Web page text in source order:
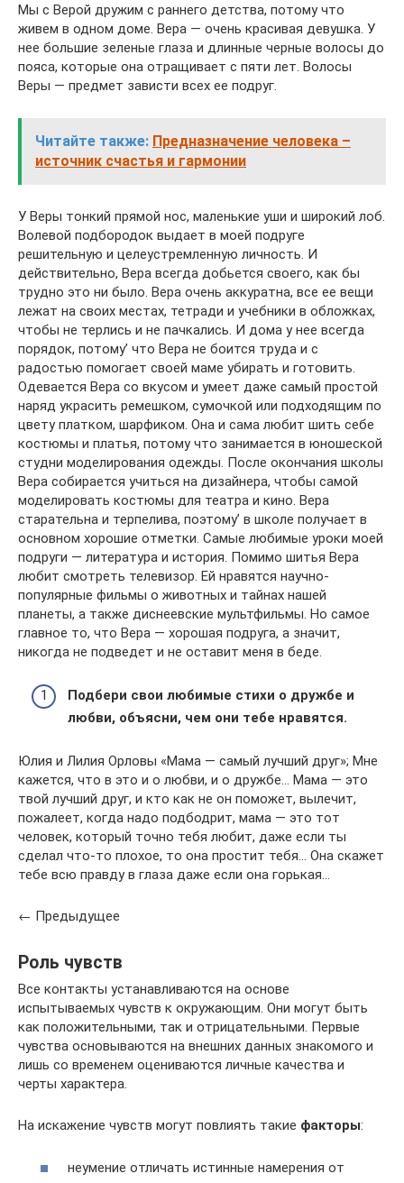
Мы с Верой дружим с раннего детства, потому что
живем в одном доме. Вера — очень красивая девушка. У
нее большие зеленые глаза и длинные черные волосы до
пояса, которые она отращивает с пяти лет. Волосы
Веры — предмет зависти всех ее подруг.
Читайте также: Предназначение человека –
источник счастья и гармонии
У Веры тонкий прямой нос, маленькие уши и широкий лоб.
Волевой подбородок выдает в моей подруге
решительную и целеустремленную личность. И
действительно, Вера всегда добьется своего, как бы
трудно это ни было. Вера очень аккуратна, все ее вещи
лежат на своих местах, тетради и учебники в обложках,
чтобы не терлись и не пачкались. И дома у нее всегда
порядок, потому’ что Вера не боится труда и с
радостью помогает своей маме убирать и готовить.
Одевается Вера со вкусом и умеет даже самый простой
наряд украсить ремешком, сумочкой или подходящим по
цвету платком, шарфиком. Она и сама любит шить себе
костюмы и платья, потому что занимается в юношеской
студни моделирования одежды. После окончания школы
Вера собирается учиться на дизайнера, чтобы самой
моделировать костюмы для театра и кино. Вера
старательна и терпелива, поэтому’ в школе получает в
основном хорошие отметки. Самые любимые уроки моей
подруги — литература и история. Помимо шитья Вера
любит смотреть телевизор. Ей нравятся научно-
популярные фильмы о животных и тайнах нашей
планеты, а также диснеевские мультфильмы. Но самое
главное то, что Вера — хорошая подруга, а значит,
никогда не подведет и не оставит меня в беде.
Подбери свои любимые стихи о дружбе и
любви, объясни, чем они тебе нравятся.
Юлия и Лилия Орловы «Мама — самый лучший друг»; Мне
кажется, что в это и о любви, и о дружбе… Мама — это
твой лучший друг, и кто как не он поможет, вылечит,
пожалеет, когда надо подбодрит, мама — это тот
человек, который точно тебя любит, даже если ты
сделал что-то плохое, то она простит тебя… Она скажет
тебе всю правду в глаза даже если она горькая…
← Предыдущее
Роль чувств
Все контакты устанавливаются на основе
испытываемых чувств к окружающим. Они могут быть
как положительными, так и отрицательными. Первые
чувства основываются на внешних данных знакомого и
лишь со временем оцениваются личные качества и
черты характера.
На искажение чувств могут повлиять такие факторы:
неумение отличать истинные намерения от